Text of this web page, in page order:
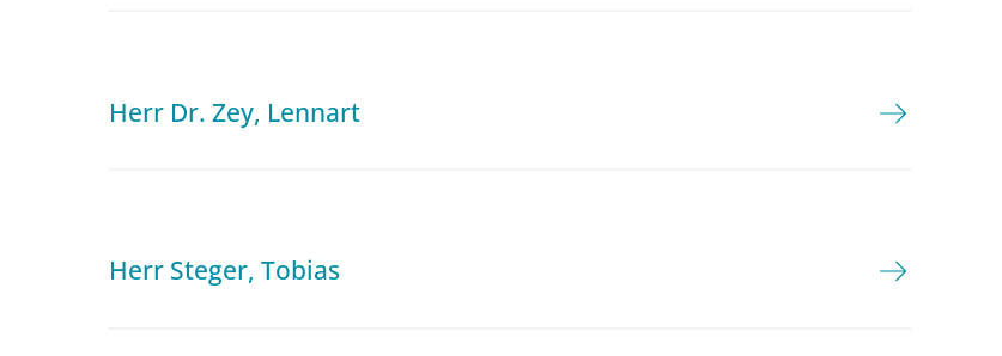
Herr Dr. Zey, Lennart
Herr Steger, Tobias